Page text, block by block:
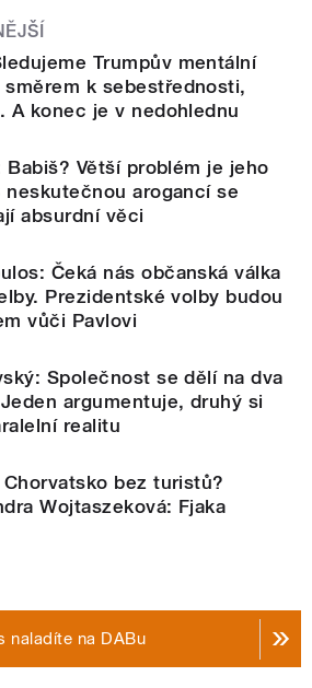
Trumpův mentální
směrem k sebestřednosti,
A konec je v nedohlednu
Babiš? Větší problém je jeho
neskutečnou arogancí se
absurdní věci
Čeká nás občanská válka
Prezidentské volby budou
vůči Pavlovi
Společnost se dělí na dva
argumentuje, druhý si
realitu
bez turistů?
Wojtaszeková: Fjaka
naladíte na DABu